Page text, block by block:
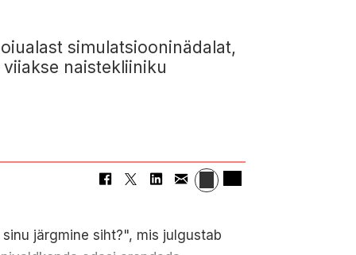
simulatsiooninädalat,
naistekliiniku
järgmine siht?", mis julgustab